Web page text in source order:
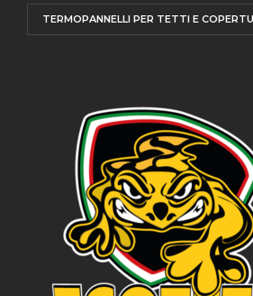
TERMOPANNELLI PER TETTI E